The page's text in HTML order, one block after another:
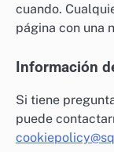
cuando.
página con una
Información
Si tiene
puede